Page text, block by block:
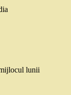
lunii